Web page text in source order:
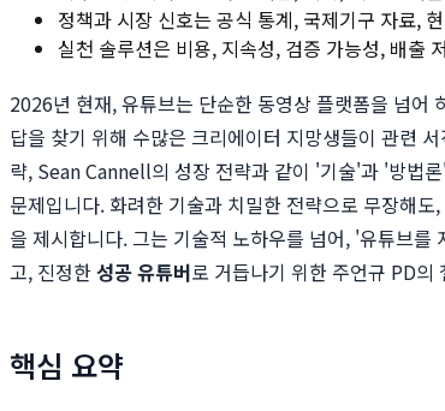
정책과 시장 신호는 공식 통계, 국제기구 자료,
실천 솔루션은 비용, 지속성, 검증 가능성, 배출
2026년 현재, 유튜브는 단순한 동영상 플랫폼을 넘어
답을 찾기 위해 수많은 크리에이터 지망생들이 관련
략, Sean Cannell의 성장 전략과 같이 '기술'과 '방법
문제입니다. 화려한 기술과 치밀한 전략으로 무장해
을 제시합니다. 그는 기술적 노하우를 넘어, '유튜브
고, 진정한성공 유튜버로 거듭나기 위한 주언규 PD
핵심 요약